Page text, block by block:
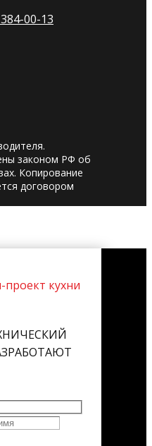
00-13
законом РФ об
Копирование
договором
кухни